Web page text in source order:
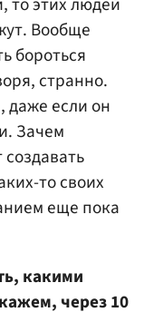
Вообще
бороться
странно.
даже если он
Зачем
создавать
то своих
еще пока
какими
через 10